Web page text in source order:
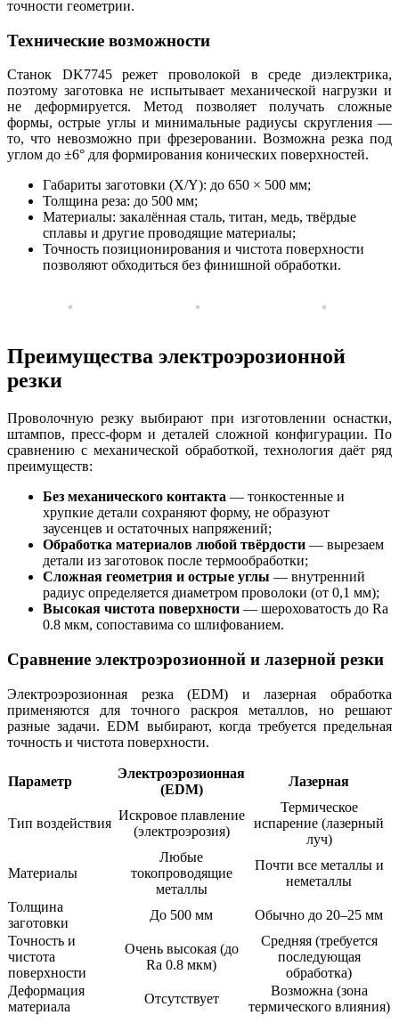
точности геометрии.
Технические возможности
Станок DK7745 режет проволокой в среде диэлектрика,
поэтому заготовка не испытывает механической нагрузки и
не деформируется. Метод позволяет получать сложные
формы, острые углы и минимальные радиусы скругления —
то, что невозможно при фрезеровании. Возможна резка под
углом до ±6° для формирования конических поверхностей.
Габариты заготовки (X/Y): до 650 × 500 мм;
Толщина реза: до 500 мм;
Материалы: закалённая сталь, титан, медь, твёрдые
сплавы и другие проводящие материалы;
Точность позиционирования и чистота поверхности
позволяют обходиться без финишной обработки.
Преимущества электроэрозионной
резки
Проволочную резку выбирают при изготовлении оснастки,
штампов, пресс-форм и деталей сложной конфигурации. По
сравнению с механической обработкой, технология даёт ряд
преимуществ:
Без механического контакта — тонкостенные и
хрупкие детали сохраняют форму, не образуют
заусенцев и остаточных напряжений;
Обработка материалов любой твёрдости — вырезаем
детали из заготовок после термообработки;
Сложная геометрия и острые углы — внутренний
радиус определяется диаметром проволоки (от 0,1 мм);
Высокая чистота поверхности — шероховатость до Ra
0.8 мкм, сопоставима со шлифованием.
Сравнение электроэрозионной и лазерной резки
Электроэрозионная резка (EDM) и лазерная обработка
применяются для точного раскроя металлов, но решают
разные задачи. EDM выбирают, когда требуется предельная
точность и чистота поверхности.
Параметр
Электроэрозионная
(EDM)
Лазерная
Тип воздействия
Искровое плавление
(электроэрозия)
Термическое
испарение (лазерный
луч)
Материалы
Любые
токопроводящие
металлы
Почти все металлы и
неметаллы
Толщина
заготовки
До 500 мм
Обычно до 20–25 мм
Точность и
чистота
поверхности
Очень высокая (до
Ra 0.8 мкм)
Средняя (требуется
последующая
обработка)
Деформация
материала
Отсутствует
Возможна (зона
термического влияния)